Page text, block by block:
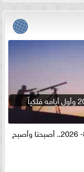
أذكار الصباح الأحد 9-8- 2026.. أصبحنا وأصبح